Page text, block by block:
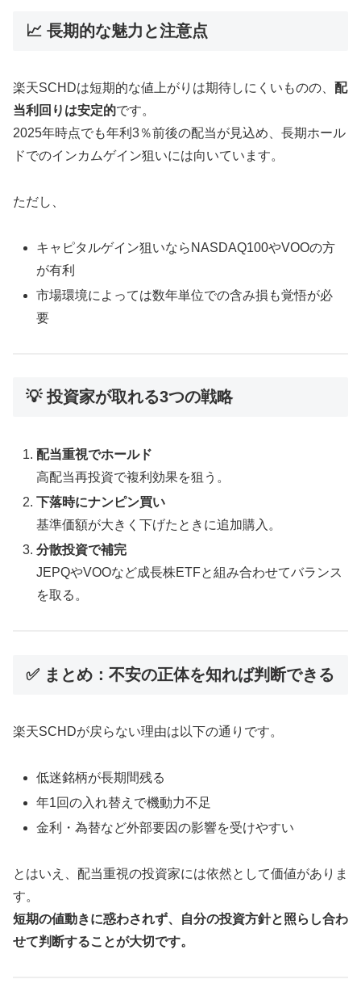
📈 長期的な魅力と注意点
楽天SCHDは短期的な値上がりは期待しにくいものの、 配
当利回りは安定的です。
2025年時点でも年利3％前後の配当が見込め、長期ホール
ドでのインカムゲイン狙いには向いています。
ただし、
キャピタルゲイン狙いならNASDAQ100やVOOの方
が有利
市場環境によっては数年単位での含み損も覚悟が必
要
💡 投資家が取れる3つの戦略
配当重視でホールド
高配当再投資で複利効果を狙う。
下落時にナンピン買い
基準価額が大きく下げたときに追加購入。
分散投資で補完
JEPQやVOOなど成長株ETFと組み合わせてバランス
を取る。
✅ まとめ：不安の正体を知れば判断できる
楽天SCHDが戻らない理由は以下の通りです。
低迷銘柄が長期間残る
年1回の入れ替えで機動力不足
金利・為替など外部要因の影響を受けやすい
とはいえ、配当重視の投資家には依然として価値がありま
す。
短期の値動きに惑わされず、自分の投資方針と照らし合わ
せて判断することが大切です。